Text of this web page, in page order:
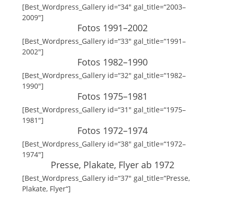
[Best_Wordpress_Gallery id=“34″ gal_title=“2003–
2009″]
Fotos 1991–2002
[Best_Wordpress_Gallery id=“33″ gal_title=“1991–
2002″]
Fotos 1982–1990
[Best_Wordpress_Gallery id=“32″ gal_title=“1982–
1990″]
Fotos 1975–1981
[Best_Wordpress_Gallery id=“31″ gal_title=“1975–
1981″]
Fotos 1972–1974
[Best_Wordpress_Gallery id=“38″ gal_title=“1972–
1974″]
Presse, Plakate, Flyer ab 1972
[Best_Wordpress_Gallery id=“37″ gal_title=“Presse,
Plakate, Flyer“]